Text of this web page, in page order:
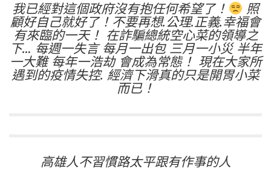
我已經對這個政府沒有抱任何希望了！
照
顧好自己就好了！不要再想.公理.正義.幸福會
有來臨的一天！ 在詐騙總統空心菜的領導之
下… 每週一失言 每月一出包 三月一小災 半年
一大難 每年一浩劫 會成為常態！ 現在大家所
遇到的疫情失控. 經濟下滑真的只是開胃小菜
而已！
高雄人不習慣路太平跟有作事的人